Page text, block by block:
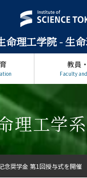
命理工学院 - 生
教員
Faculty
理工学
念奨学金 第1回授与式を開催